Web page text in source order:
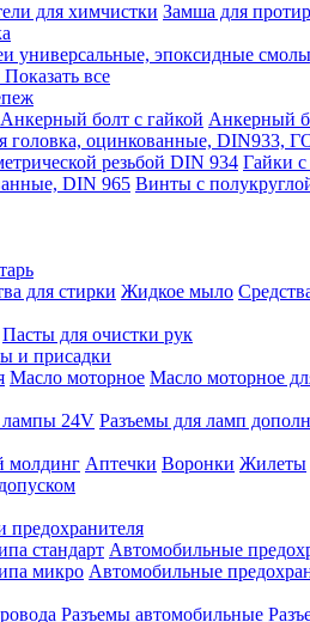
для химчистки Замша для
универсальные, эпоксидные
Показать все
Анкерный болт с гайкой Анкерный
головка, оцинкованные, DIN933,
резьбой DIN 934 Гайки
DIN 965 Винты с
для стирки Жидкое мыло
Пасты для очистки рук
и присадки
Масло моторное Масло моторное
24V Разъемы для ламп
молдинг Аптечки Воронки Жилеты
предохранителя
стандарт Автомобильные
микро Автомобильные
Разъемы автомобильные